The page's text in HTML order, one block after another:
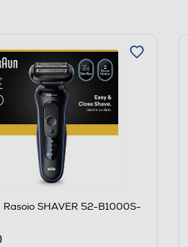
Rasoio SHAVER 52-B1000S-